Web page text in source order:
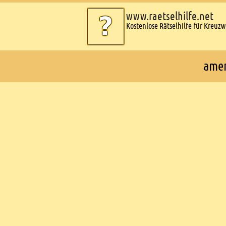
www.raetselhilfe.net
Kostenlose Rätselhilfe für